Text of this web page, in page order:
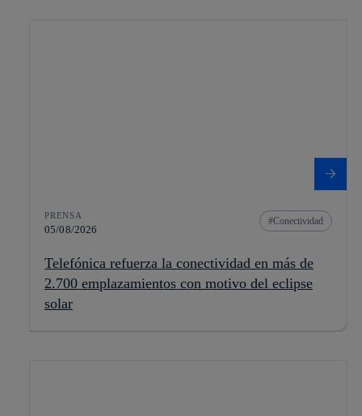
PRENSA
05/08/2026
Conectividad
Telefónica refuerza la conectividad en más de
2.700 emplazamientos con motivo del eclipse
solar